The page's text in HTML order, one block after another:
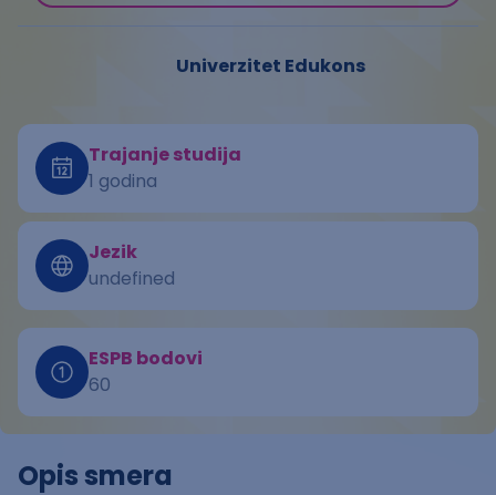
Univerzitet Edukons
Trajanje studija
1 godina
Jezik
undefined
ESPB bodovi
60
Opis smera